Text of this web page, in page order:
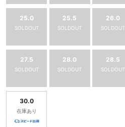
25.0
SOLDOUT
25.5
SOLDOUT
26.0
SOLDOUT
27.5
SOLDOUT
28.0
SOLDOUT
28.5
SOLDOUT
30.0
在庫あり